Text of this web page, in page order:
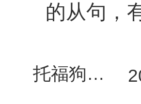
的从句，
托福狗撒隆